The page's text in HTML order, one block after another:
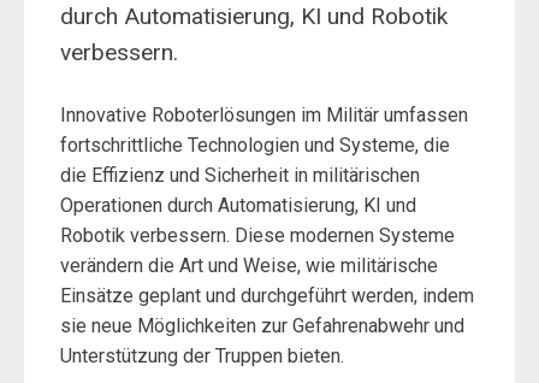
durch Automatisierung, KI und Robotik
verbessern.
Innovative Roboterlösungen im Militär umfassen
fortschrittliche Technologien und Systeme, die
die Effizienz und Sicherheit in militärischen
Operationen durch Automatisierung, KI und
Robotik verbessern. Diese modernen Systeme
verändern die Art und Weise, wie militärische
Einsätze geplant und durchgeführt werden, indem
sie neue Möglichkeiten zur Gefahrenabwehr und
Unterstützung der Truppen bieten.